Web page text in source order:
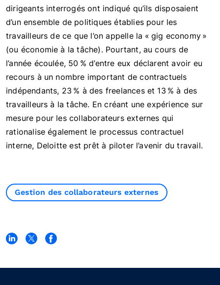
dirigeants interrogés ont indiqué qu’ils disposaient
d’un ensemble de politiques établies pour les
travailleurs de ce que l’on appelle la « gig economy »
(ou économie à la tâche). Pourtant, au cours de
l’année écoulée, 50 % d’entre eux déclarent avoir eu
recours à un nombre important de contractuels
indépendants, 23 % à des freelances et 13 % à des
travailleurs à la tâche. En créant une expérience sur
mesure pour les collaborateurs externes qui
rationalise également le processus contractuel
interne, Deloitte est prêt à piloter l’avenir du travail.
Gestion des collaborateurs externes